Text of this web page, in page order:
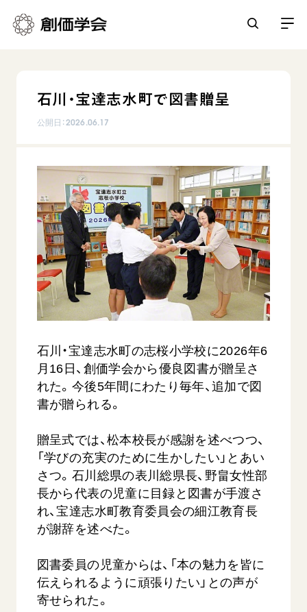
聖典
日蓮大聖人の仏法（教学入門）
釈尊～法華経
日蓮大聖人
創価学会の三代会長
初代会長・牧口常三郎先生
第2代会長・戸田城聖先生
第3代会長・池田大作先生
日常の活動
朝晩の祈り（勤行・唱題）
座談会
仏法を学ぶ
仏法を語る
主な行事
年間の活動について
友人葬
平和・文化・教育
「平和の文化」を構築
核兵器の廃絶に向け連帯を拡大
「人権文化」「ジェンダー平等」を促進
「持続可能な開発目標（SDGs）」の取り組み
人道支援
音楽活動
教育本部の活動
図書贈呈
世界の創価学会
各国ウェブサイト
世界の創価学会の歴史
基本情報
創価学会 会憲
創価学会 会則
組織・機構
会長・理事長・各部長の紹介
入会について
関連団体
道府県中心会館
会員サポート
座談会御書ｅ講義
小説『新・人間革命』『人間革命』要旨
御書検索［新版］
創価学会総本部
墓地公園・納骨堂
聖教電子版
聖教ブックストア
soka youth media
Soka Gakkai グローバルサイト
SGIピースサイト
ご意見
ご利用にあたって
SOKA PICKS
石川・宝達志水町で図書贈呈
公開日：2026.06.17
石川・宝達志水町の志桜小学校に2026年6
月16日、創価学会から優良図書が贈呈さ
れた。今後5年間にわたり毎年、追加で図
書が贈られる。
贈呈式では、松本校長が感謝を述べつつ、
「学びの充実のために生かしたい」とあい
さつ。石川総県の表川総県長、野畠女性部
長から代表の児童に目録と図書が手渡さ
れ、宝達志水町教育委員会の細江教育長
が謝辞を述べた。
図書委員の児童からは、「本の魅力を皆に
伝えられるように頑張りたい」との声が
寄せられた。